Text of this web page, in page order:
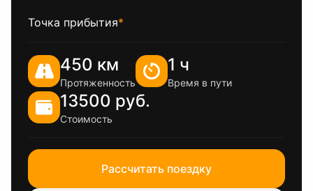
Точка прибытия*
450 км
Протяженность
1 ч
Время в пути
13500 руб.
Стоимость
Рассчитать поездку